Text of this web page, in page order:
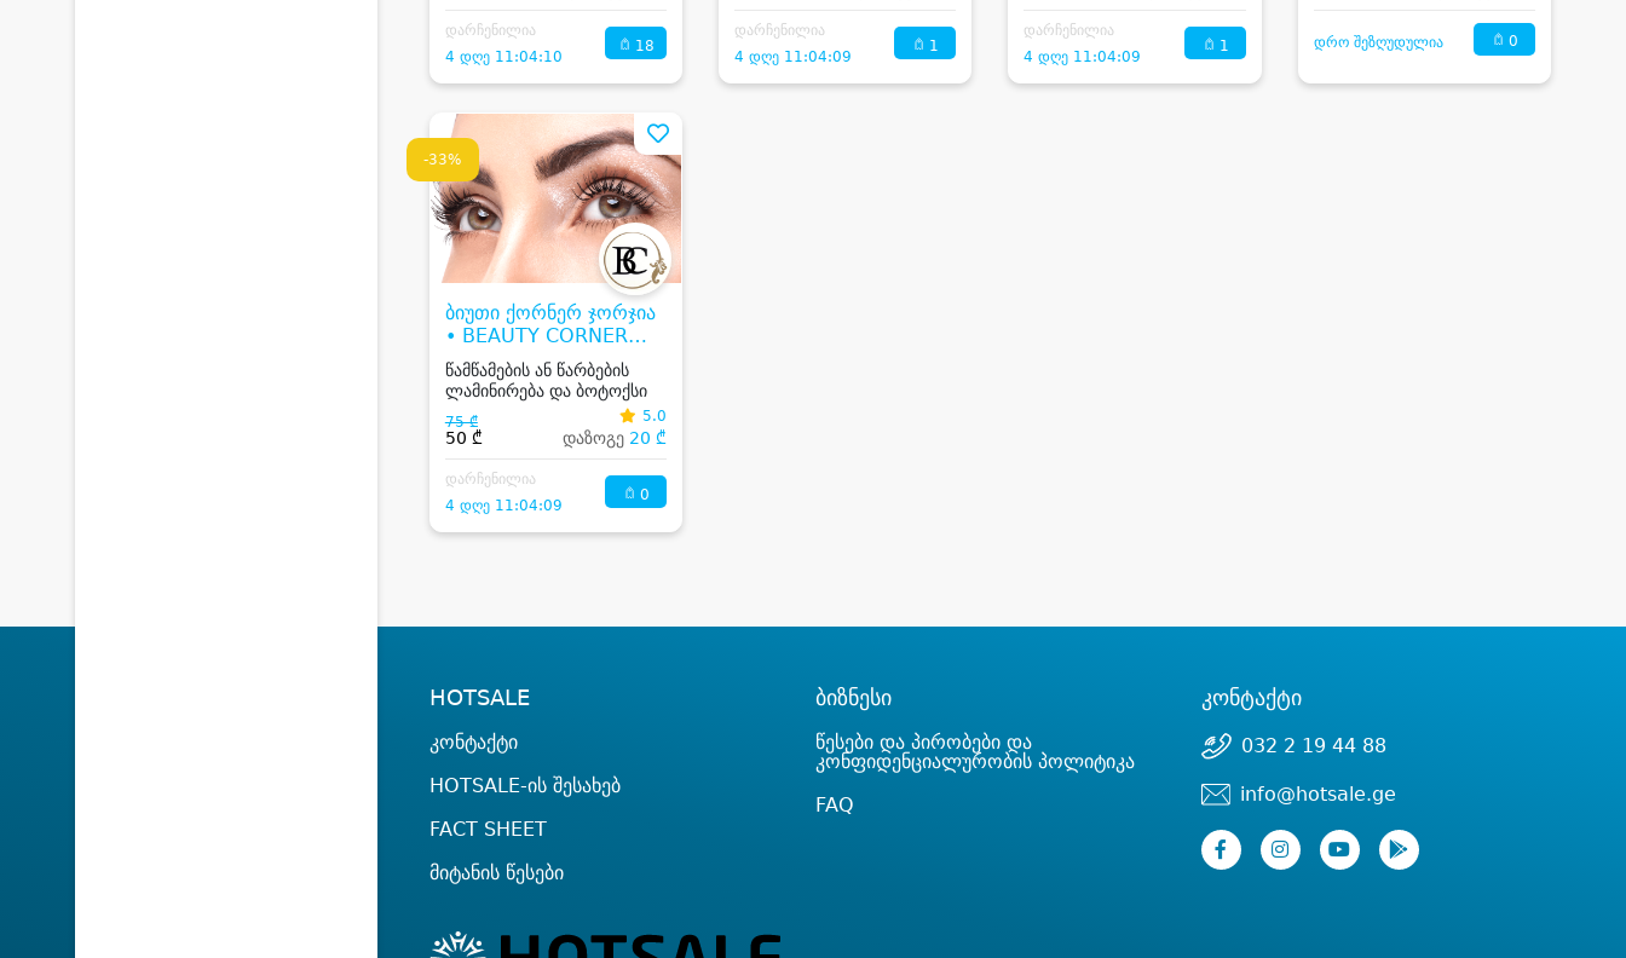
დარჩენილია
4 დღე 11:04:10
18
დარჩენილია
4 დღე 11:04:09
1
დარჩენილია
4 დღე 11:04:09
1 დრო შეზღუდულია 0
-33%
ბიუთი ქორნერ ჯორჯია
• BEAUTY CORNER
GEORGIA
წამწამების ან წარბების
ლამინირება და ბოტოქსი
75 ₾
50 ₾
5.0
დაზოგე 20 ₾
დარჩენილია
4 დღე 11:04:09
0
HOTSALE
კონტაქტი
HOTSALE-ის შესახებ
FACT SHEET
მიტანის წესები
ბიზნესი
წესები და პირობები და
კონფიდენციალურობის პოლიტიკა
FAQ
კონტაქტი
032 2 19 44 88
info@hotsale.ge